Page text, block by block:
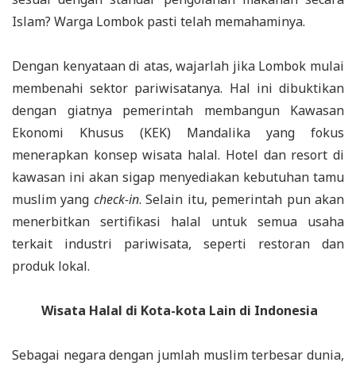
Islam? Warga Lombok pasti telah memahaminya.
Dengan kenyataan di atas, wajarlah jika Lombok mulai
membenahi sektor pariwisatanya. Hal ini dibuktikan
dengan giatnya pemerintah membangun Kawasan
Ekonomi Khusus (KEK) Mandalika yang fokus
menerapkan konsep wisata halal. Hotel dan resort di
kawasan ini akan sigap menyediakan kebutuhan tamu
muslim yang check-in. Selain itu, pemerintah pun akan
menerbitkan sertifikasi halal untuk semua usaha
terkait industri pariwisata, seperti restoran dan
produk lokal.
Wisata Halal di Kota-kota Lain di Indonesia
Sebagai negara dengan jumlah muslim terbesar dunia,